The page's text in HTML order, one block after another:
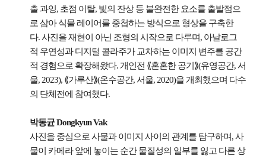
출 과잉, 초점 이탈, 빛의 잔상 등 불완전한 요소를 출발점으
로 삼아 식물 레이어를 중첩하는 방식으로 형상을 구축한
다. 사진을 재현이 아닌 조형의 시작으로 다루며, 아날로그
적 우연성과 디지털 콜라주가 교차하는 이미지 변주를 공간
적 경험으로 확장해왔다. 개인전 ⟪혼혼한 공기⟫(유영공간, 서
울, 2023), ⟪가루산⟫(온수공간, 서울, 2020)을 개최했으며 다수
의 단체전에 참여했다.
박동균 Dongkyun Vak
사진을 중심으로 사물과 이미지 사이의 관계를 탐구하며, 사
물이 카메라 앞에 놓이는 순간 물질성의 일부를 잃고 다른 상